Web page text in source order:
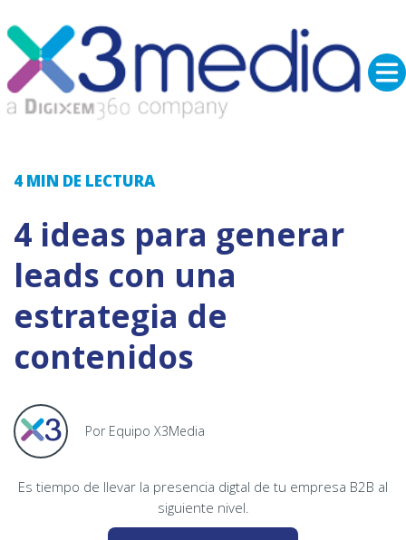
4 MIN DE LECTURA
4 ideas para generar
leads con una
estrategia de
contenidos
Por Equipo X3Media
Es tiempo de llevar la presencia digtal de tu empresa B2B al
siguiente nivel.